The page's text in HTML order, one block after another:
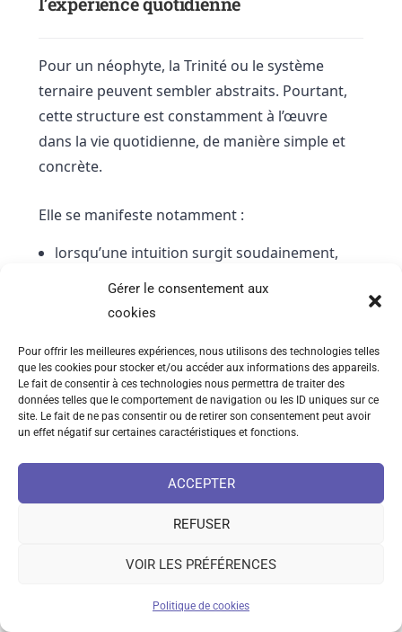
Gérer le consentement aux
cookies
Pour offrir les meilleures expériences, nous utilisons des technologies telles
que les cookies pour stocker et/ou accéder aux informations des appareils.
Le fait de consentir à ces technologies nous permettra de traiter des
données telles que le comportement de navigation ou les ID uniques sur ce
site. Le fait de ne pas consentir ou de retirer son consentement peut avoir
un effet négatif sur certaines caractéristiques et fonctions.
ACCEPTER
REFUSER
VOIR LES PRÉFÉRENCES
Politique de cookies
Pour un néophyte, la Trinité ou le système
ternaire peuvent sembler abstraits. Pourtant,
cette structure est constamment à l’œuvre
dans la vie quotidienne, de manière simple et
concrète.
Elle se manifeste notamment :
lorsqu’une intuition surgit soudainement,
lorsqu’un rêve transmet une information
lorsqu’une décision semble immédiatement
juste, même si le mental ne peut pas encore
l’expliquer
Dans ces situations, il ne se passe rien de
mystérieux ou de surnaturel. Le système
ternaire fonctionne simplement de façon
Un premier niveau, plus profond, perçoit une